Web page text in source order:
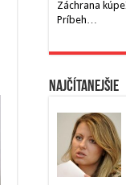
Záchrana
Príbeh…
Najčítanejšie